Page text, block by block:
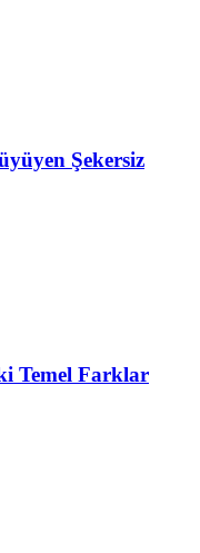
Şekersiz
Temel Farklar